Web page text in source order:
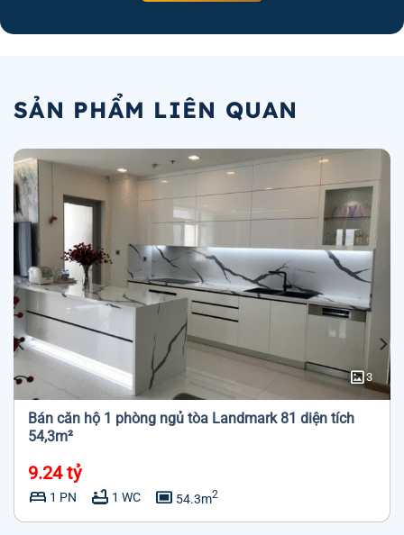
SẢN PHẨM LIÊN QUAN
imagesmode3
Bán căn hộ 1 phòng ngủ tòa Landmark 81 diện tích
54,3m²
9.24 tỷ
bed 1 PN bathtub 1 WC capture 54.3m2